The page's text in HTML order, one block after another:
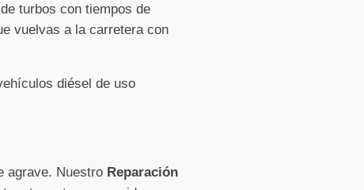
turbos con tiempos de
vuelvas a la carretera con
diésel de uso
agrave. Nuestro Reparación